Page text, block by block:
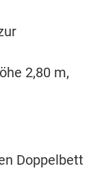
2,80 m,
Doppelbett